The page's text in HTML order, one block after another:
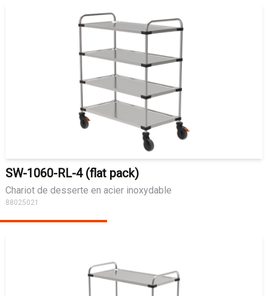
SW-1060-RL-4 (flat pack)
Chariot de desserte en acier inoxydable
88025021